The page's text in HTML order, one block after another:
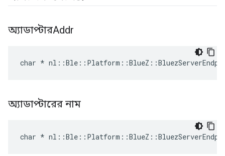
অ্যাডাপ্টারAddr
char *
অ্যাডাপ্টারের নাম
char *